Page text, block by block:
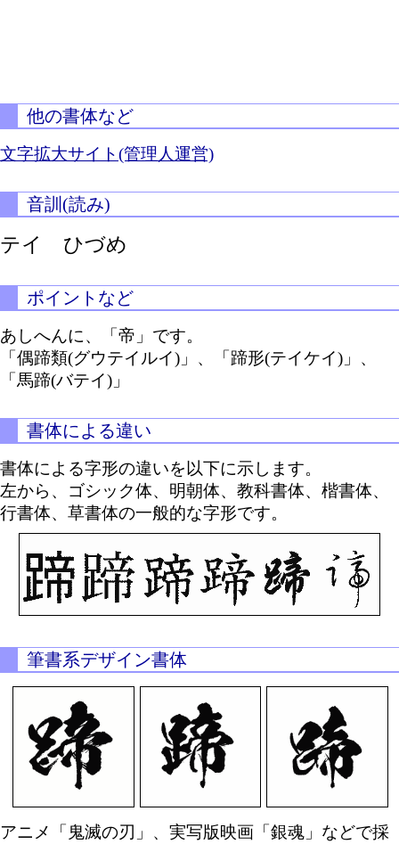
他の書体など
文字拡大サイト(管理人運営)
音訓(読み)
テイ ひづめ
ポイントなど
あしへんに、「帝」です。
「偶蹄類(グウテイルイ)」、「蹄形(テイケイ)」、
「馬蹄(バテイ)」
書体による違い
書体による字形の違いを以下に示します。
左から、ゴシック体、明朝体、教科書体、楷書体、
行書体、草書体の一般的な字形です。
筆書系デザイン書体
アニメ「鬼滅の刃」、実写版映画「銀魂」などで採